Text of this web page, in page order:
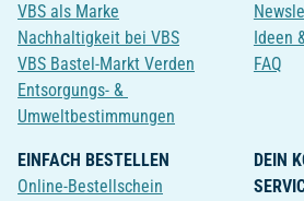
VBS als Marke
Nachhaltigkeit bei VBS
VBS Bastel-Markt Verden
Entsorgungs- &
Umweltbestimmungen
Ideen
FAQ
EINFACH BESTELLEN
Online-Bestellschein
DEIN